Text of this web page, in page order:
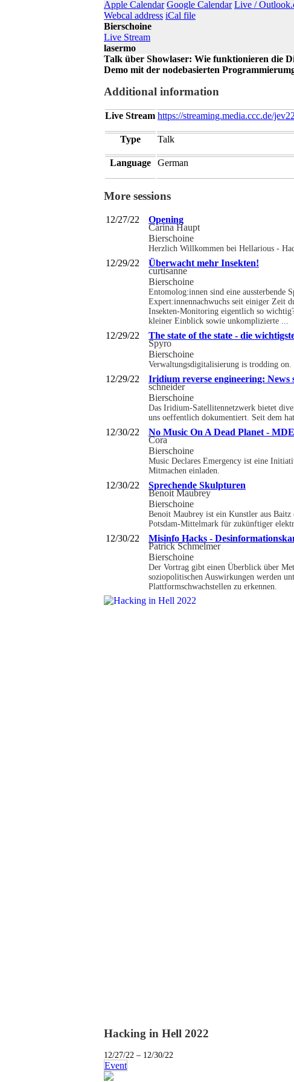
Apple Calendar Google Calendar Live /
Webcal address iCal file
Bierschoine
Live Stream
lasermo
Talk über Showlaser: Wie funktionieren die
Demo mit der nodebasierten
Additional information
Live Stream https://streaming.media.ccc.de/
Type Talk
Language German
More sessions
12/27/22 Opening
Carina Haupt
Bierschoine
Herzlich Willkommen bei Hellarious -
12/29/22 Überwacht mehr Insekten!
curtisanne
Bierschoine
Entomolog:innen sind eine aussterbende
Expert:innennachwuchs seit einiger Zeit
Insekten-Monitoring eigentlich so
kleiner Einblick sowie unkomplizierte ...
12/29/22 The state of the state - die
Spyro
Bierschoine
Verwaltungsdigitalisierung is trodding on.
12/29/22 Iridium reverse engineering: News
schneider
Bierschoine
Das Iridium-Satellitennetzwerk bietet
uns oeffentlich dokumentiert. Seit dem
12/30/22 No Music On A Dead Planet -
Cora
Bierschoine
Music Declares Emergency ist eine
Mitmachen einladen.
12/30/22 Sprechende Skulpturen
Benoit Maubrey
Bierschoine
Benoit Maubrey ist ein Kunstler aus
Potsdam-Mittelmark für zukünftiger
12/30/22 Misinfo Hacks -
Patrick Schmelmer
Bierschoine
Der Vortrag gibt einen Überblick über
soziopolitischen Auswirkungen werden
Plattformschwachstellen zu erkennen.
Hacking in Hell 2022
12/27/22 – 12/30/22
Event